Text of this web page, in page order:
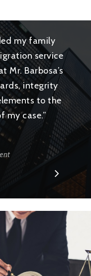
my family
service
Mr. Barbosa’s
integrity
to the
my case.”